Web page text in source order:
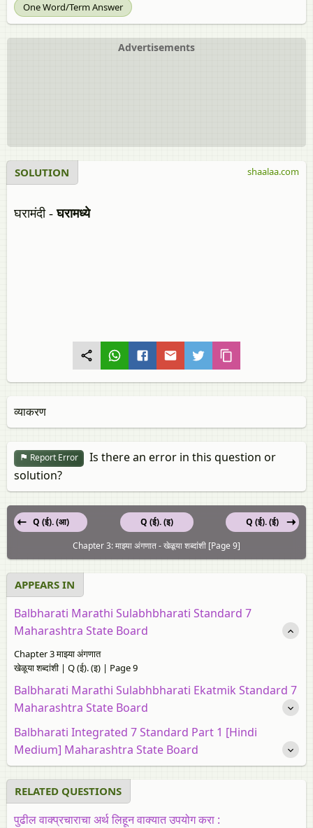
One Word/Term Answer
Advertisements
SOLUTION
घरामंदी -घरामध्ये
shaalaa.com
व्याकरण
Report Error
Is there an error in this question or
solution?
Q (ई). (इ)
Q (ई). (आ)
Q (ई). (ई)
Chapter 3: माझ्या अंगणात - खेळूया शब्दांशी [Page 9]
APPEARS IN
Balbharati Marathi Sulabhbharati Standard 7
Maharashtra State Board
Chapter 3 माझ्या अंगणात
खेळूया शब्दांशी | Q (ई). (इ) | Page 9
Balbharati Marathi Sulabhbharati Ekatmik Standard 7
Maharashtra State Board
Balbharati Integrated 7 Standard Part 1 [Hindi
Medium] Maharashtra State Board
RELATED QUESTIONS
पुढीलवाक्प्रचाराचाअर्थ लिहूनवाक्यातउपयोगकरा :